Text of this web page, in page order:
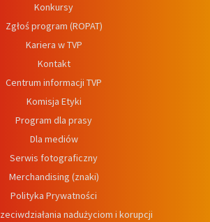
Konkursy
Zgłoś program (ROPAT)
Kariera w TVP
Kontakt
Centrum informacji TVP
Komisja Etyki
Program dla prasy
Dla mediów
Serwis fotograficzny
Merchandising (znaki)
Polityka Prywatności
nadużyciom i korupcji